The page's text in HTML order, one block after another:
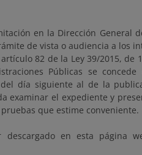
en la Dirección General
de vista o audiencia a los
82 de la Ley 39/2015,
Públicas se
día siguiente al de la
examinar el expediente y
que estime conveniente.
descargado en esta página